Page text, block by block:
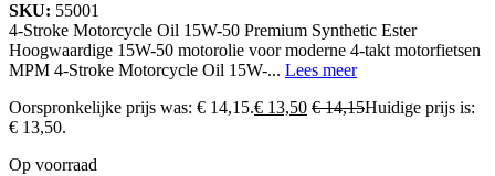
SKU: 55001
4-Stroke Motorcycle Oil 15W-50 Premium Synthetic Ester
Hoogwaardige 15W-50 motorolie voor moderne 4-takt motorfietsen
MPM 4-Stroke Motorcycle Oil 15W-... Lees meer
Oorspronkelijke prijs was: € 14,15.€ 13,50 €14,15Huidige prijs is:
€ 13,50.
Op voorraad